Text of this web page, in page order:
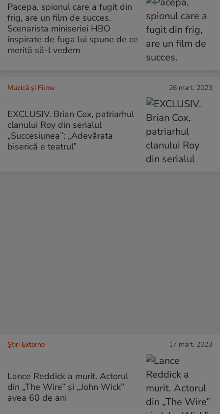
Pacepa, spionul care a fugit din
frig, are un film de succes.
Scenarista miniseriei HBO
inspirate de fuga lui spune de ce
merită să-l vedem
Muzică și Filme 26 mart. 2023
EXCLUSIV. Brian Cox, patriarhul
clanului Roy din serialul
„Succesiunea”: „Adevărata
biserică e teatrul”
Știri Externe 17 mart. 2023
Lance Reddick a murit. Actorul
din „The Wire” și „John Wick”
avea 60 de ani